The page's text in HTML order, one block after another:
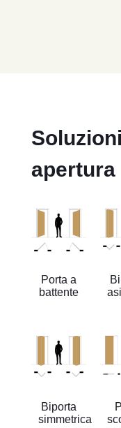
apertura
Porta a
battente
Biporta
simmetrica